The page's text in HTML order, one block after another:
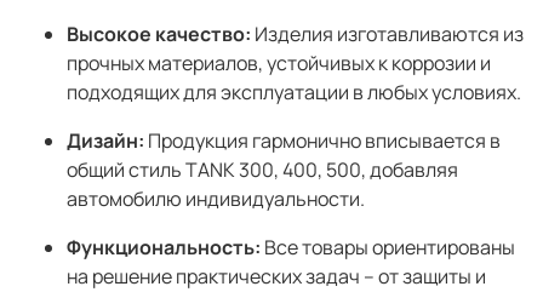
Высокое качество: Изделия изготавливаются из
прочных материалов, устойчивых к коррозии и
подходящих для эксплуатации в любых условиях.
Дизайн: Продукция гармонично вписывается в
общий стиль TANK 300, 400, 500, добавляя
автомобилю индивидуальности.
Функциональность: Все товары ориентированы
на решение практических задач – от защиты и